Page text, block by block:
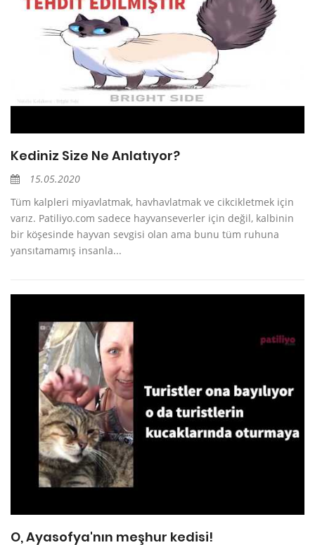
Kediniz Size Ne Anlatıyor?
15.05.2020
Tüm kalpleri miyavlatmak, havhavlatmak ve cikcikletmek için
varız. Patiliyo.com sadece hayvanseverler için değil, kalbinin
bir köşesinde hayvan sevgisi olan ama bunu tüm ruhuna
yansıtamamış insanla...
O, Ayasofya'nın meşhur kedisi!